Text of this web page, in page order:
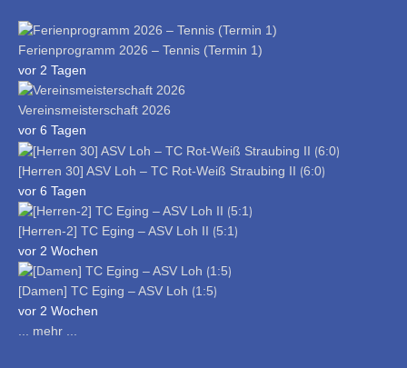
Ferienprogramm 2026 – Tennis (Termin 1)
vor 2 Tagen
Vereinsmeisterschaft 2026
vor 6 Tagen
[Herren 30] ASV Loh – TC Rot-Weiß Straubing II ⟮6:0⟯
vor 6 Tagen
[Herren-2] TC Eging – ASV Loh II ⟮5:1⟯
vor 2 Wochen
[Damen] TC Eging – ASV Loh ⟮1:5⟯
vor 2 Wochen
... mehr ...